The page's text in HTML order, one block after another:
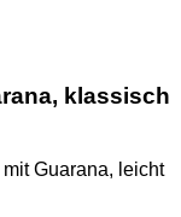
klassisch
Guarana, leicht